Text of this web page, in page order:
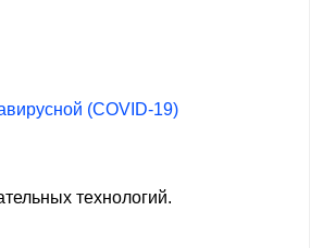
(COVID-19)
технологий.